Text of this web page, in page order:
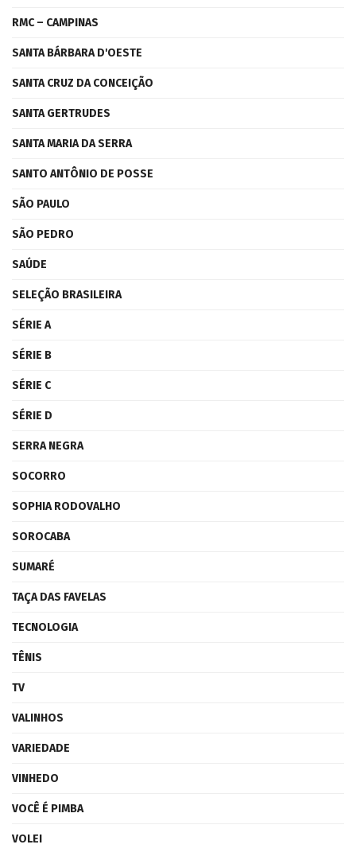
RMC – CAMPINAS
SANTA BÁRBARA D'OESTE
SANTA CRUZ DA CONCEIÇÃO
SANTA GERTRUDES
SANTA MARIA DA SERRA
SANTO ANTÔNIO DE POSSE
SÃO PAULO
SÃO PEDRO
SAÚDE
SELEÇÃO BRASILEIRA
SÉRIE A
SÉRIE B
SÉRIE C
SÉRIE D
SERRA NEGRA
SOCORRO
SOPHIA RODOVALHO
SOROCABA
SUMARÉ
TAÇA DAS FAVELAS
TECNOLOGIA
TÊNIS
TV
VALINHOS
VARIEDADE
VINHEDO
VOCÊ É PIMBA
VOLEI